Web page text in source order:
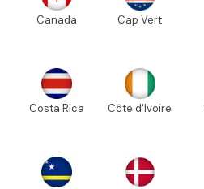
Canada Cap Vert
Costa Rica Côte d'Ivoire